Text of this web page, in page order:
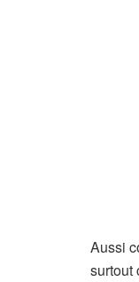
Aussi
surtout